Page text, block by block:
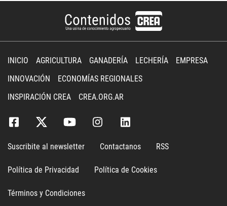
INICIO AGRICULTURA GANADERÍA LECHERÍA
EMPRESA
INNOVACIÓN
ECONOMÍAS REGIONALES
INSPIRACIÓN CREA
CREA.ORG.AR
Suscribite al newsletter Contactanos RSS
Política de Privacidad Política de Cookies
Términos y Condiciones